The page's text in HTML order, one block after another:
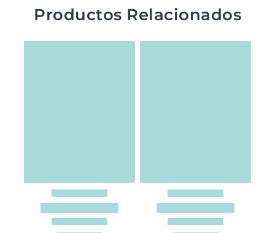
Productos Relacionados